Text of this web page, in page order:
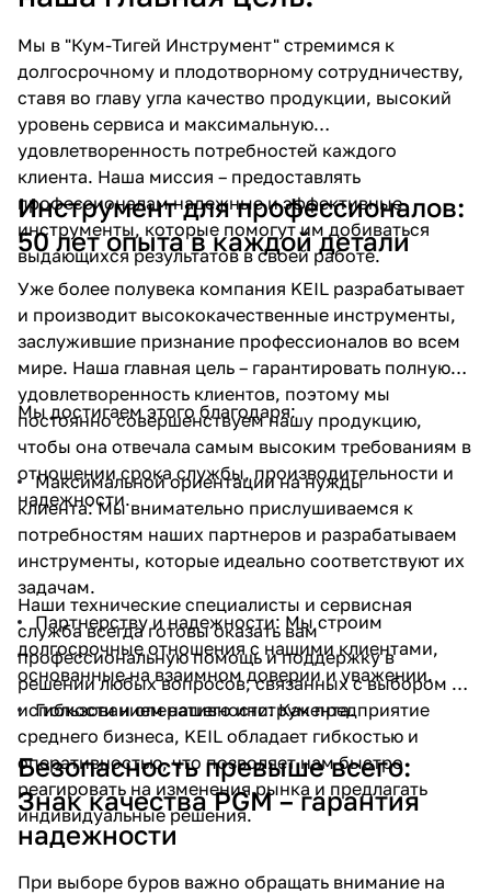
Мы в "Кум-Тигей Инструмент" стремимся к
долгосрочному и плодотворному сотрудничеству,
ставя во главу угла качество продукции, высокий
уровень сервиса и максимальную
удовлетворенность потребностей каждого
клиента. Наша миссия – предоставлять
профессионалам надежные и эффективные
инструменты, которые помогут им добиваться
выдающихся результатов в своей работе.
Инструмент для профессионалов:
50 лет опыта в каждой детали
Уже более полувека компания KEIL разрабатывает
и производит высококачественные инструменты,
заслужившие признание профессионалов во всем
мире. Наша главная цель – гарантировать полную
удовлетворенность клиентов, поэтому мы
постоянно совершенствуем нашу продукцию,
чтобы она отвечала самым высоким требованиям в
отношении срока службы, производительности и
надежности.
Мы достигаем этого благодаря:
Максимальной ориентации на нужды
клиента: Мы внимательно прислушиваемся к
потребностям наших партнеров и разрабатываем
инструменты, которые идеально соответствуют их
задачам.
Партнерству и надежности: Мы строим
долгосрочные отношения с нашими клиентами,
основанные на взаимном доверии и уважении.
Гибкости и оперативности: Как предприятие
среднего бизнеса, KEIL обладает гибкостью и
оперативностью, что позволяет нам быстро
реагировать на изменения рынка и предлагать
индивидуальные решения.
Наши технические специалисты и сервисная
служба всегда готовы оказать вам
профессиональную помощь и поддержку в
решении любых вопросов, связанных с выбором и
использованием нашего инструмента.
Безопасность превыше всего:
Знак качества PGM – гарантия
надежности
При выборе буров важно обращать внимание на
недели
раз в 2 недели
Остались вопросы?
8 800 302-02-51
plait.ru